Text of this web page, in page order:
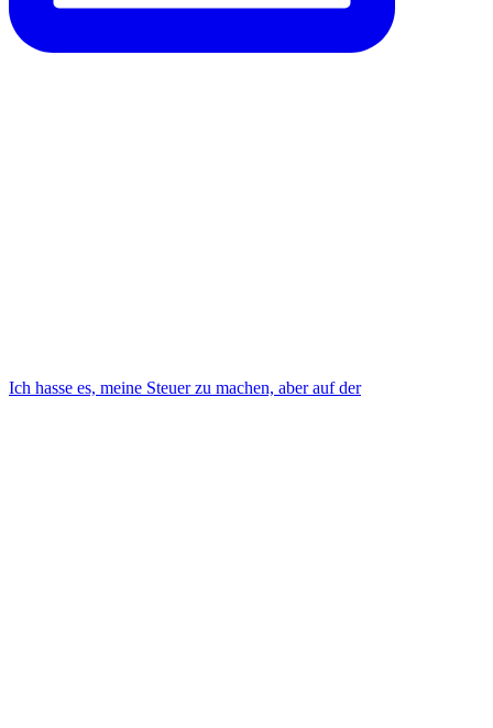
Ich hasse es, meine Steuer zu machen, aber auf der